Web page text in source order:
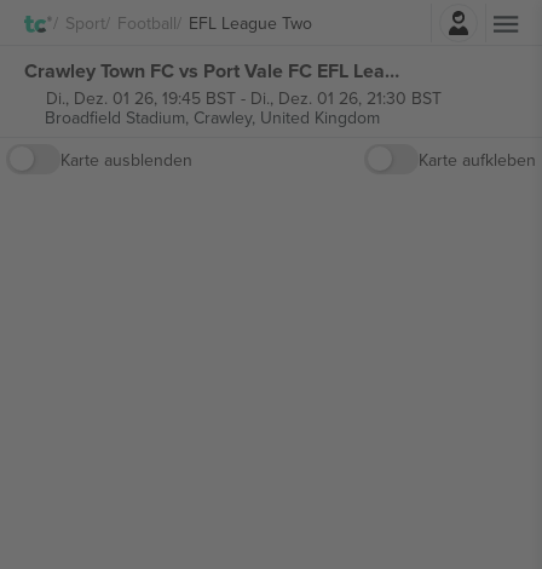
Sport Football EFL League TwoEinloggen
Crawley Town FC vs Port Vale FC EFL League Two tickets
Di., Dez. 01 26, 19:45 BST- Di., Dez. 01 26, 21:30 BST
Broadfield Stadium, Crawley, United Kingdom
Karte ausblenden
Karte aufkleben